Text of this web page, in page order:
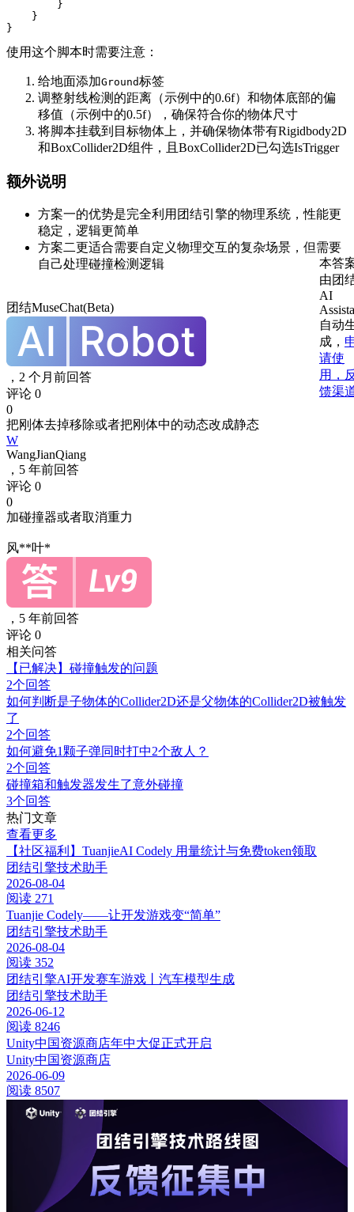
}
}
}
使用这个脚本时需要注意：
给地面添加Ground标签
调整射线检测的距离（示例中的0.6f）和物体底部的偏
移值（示例中的0.5f），确保符合你的物体尺寸
将脚本挂载到目标物体上，并确保物体带有Rigidbody2D
和BoxCollider2D组件，且BoxCollider2D已勾选IsTrigger
额外说明
方案一的优势是完全利用团结引擎的物理系统，性能更
稳定，逻辑更简单
方案二更适合需要自定义物理交互的复杂场景，但需要
自己处理碰撞检测逻辑
团结MuseChat(Beta)
， 2 个月前回答
评论 0
0
把刚体去掉移除或者把刚体中的动态改成静态
W
WangJianQiang
， 5 年前回答
评论 0
0
加碰撞器或者取消重力
风**叶*
， 5 年前回答
评论 0
相关问答
【已解决】碰撞触发的问题
2个回答
如何判断是子物体的Collider2D还是父物体的Collider2D被触发
了
2个回答
如何避免1颗子弹同时打中2个敌人？
2个回答
碰撞箱和触发器发生了意外碰撞
3个回答
热门文章
查看更多
【社区福利】TuanjieAI Codely 用量统计与免费token领取
团结引擎技术助手
2026-08-04
阅读 271
Tuanjie Codely——让开发游戏变“简单”
团结引擎技术助手
2026-08-04
阅读 352
团结引擎AI开发赛车游戏丨汽车模型生成
团结引擎技术助手
2026-06-12
阅读 8246
Unity中国资源商店年中大促正式开启
Unity中国资源商店
2026-06-09
阅读 8507
本答
由团
AI
自动
成，
请使
用，
馈渠